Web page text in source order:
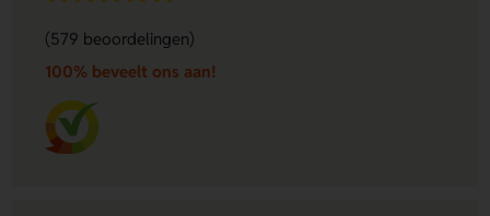
(579 beoordelingen)
100% beveelt ons aan!